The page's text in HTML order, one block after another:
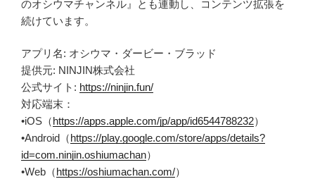
のオシウマチャンネル』とも連動し、コンテンツ拡張を
続けています。
アプリ名: オシウマ・ダービー・ブラッド
提供元: NINJIN株式会社
公式サイト: https://ninjin.fun/
対応端末：
•iOS（https://apps.apple.com/jp/app/id6544788232）
•Android（https://play.google.com/store/apps/details?
id=com.ninjin.oshiumachan）
•Web（https://oshiumachan.com/）